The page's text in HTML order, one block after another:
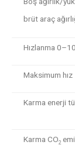
brüt araç
Hızlanma
Maksimum hız
Karma enerji
Karma CO2